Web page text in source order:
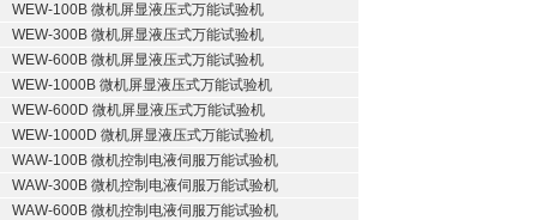
WEW-100B 微机屏显液压式万能试验机
WEW-300B 微机屏显液压式万能试验机
WEW-600B 微机屏显液压式万能试验机
WEW-1000B 微机屏显液压式万能试验机
WEW-600D 微机屏显液压式万能试验机
WEW-1000D 微机屏显液压式万能试验机
WAW-100B 微机控制电液伺服万能试验机
WAW-300B 微机控制电液伺服万能试验机
WAW-600B 微机控制电液伺服万能试验机